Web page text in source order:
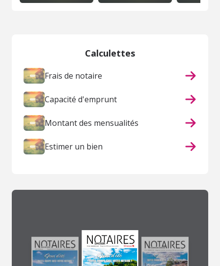
Calculettes
Frais de notaire
Capacité d'emprunt
Montant des mensualités
Estimer un bien